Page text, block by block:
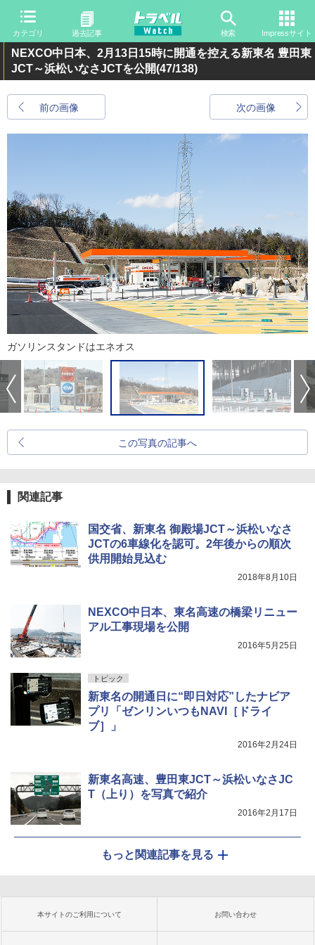
カテゴリ 過去記事 検索 Impressサイト
NEXCO中日本、2月13日15時に開通を控える新東名 豊田東
JCT～浜松いなさJCTを公開(47/138)
前の画像 次の画像
ガソリンスタンドはエネオス
この写真の記事へ
関連記事
国交省、新東名 御殿場JCT～浜松いなさ
JCTの6車線化を認可。2年後からの順次
供用開始見込む
2018年8月10日
NEXCO中日本、東名高速の橋梁リニュー
アル工事現場を公開
2016年5月25日
トピック
新東名の開通日に“即日対応”したナビア
プリ「ゼンリンいつもNAVI［ドライ
ブ］」
2016年2月24日
新東名高速、豊田東JCT～浜松いなさJC
T（上り）を写真で紹介
2016年2月17日
もっと関連記事を見る
本サイトのご利用について お問い合わせ